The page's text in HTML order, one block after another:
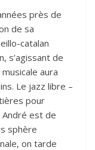
près de
de sa
catalan
s’agissant de
aura
Le jazz libre –
pour
est de
sphère
on tarde